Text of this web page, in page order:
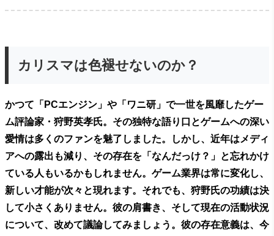
カリスマは色褪せないのか？
かつて「PCエンジン」や「ワニ研」で一世を風靡したゲー
ム評論家・狩野英孝氏。その独特な語り口とゲームへの深い
愛情は多くのファンを魅了しました。しかし、近年はメディ
アへの露出も減り、その存在を「なんだっけ？」と忘れかけ
ている人もいるかもしれません。ゲーム業界は常に変化し、
新しい才能が次々と現れます。それでも、狩野氏の功績は決
して小さくありません。彼の肩書き、そして現在の活動状況
について、改めて議論してみましょう。彼の存在意義は、今